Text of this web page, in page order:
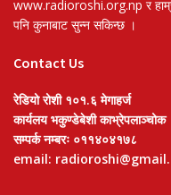
www.radioroshi.org.np र हाम्रो
पनि कुनाबाट सुन्न सकिन्छ ।
Contact Us
रेडियो रोशी १०१.६ मेगाहर्ज
कार्यलय भकुण्डेबेशी काभ्रेपलाञ्चोक
सम्पर्क नम्बरः ०११४०४१७८
email: